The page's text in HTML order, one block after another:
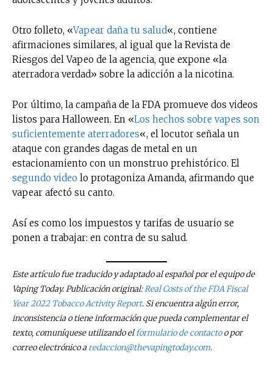
Otro folleto, «Vapear daña tu salud«, contiene
afirmaciones similares, al igual que la Revista de
Riesgos del Vapeo de la agencia, que expone «la
aterradora verdad» sobre la adicción a la nicotina.
Por último, la campaña de la FDA promueve dos videos
listos para Halloween. En «Los hechos sobre vapes son
suficientemente aterradores«, el locutor señala un
ataque con grandes dagas de metal en un
estacionamiento con un monstruo prehistórico. El
segundo video lo protagoniza Amanda, afirmando que
vapear afectó su canto.
Así es como los impuestos y tarifas de usuario se
ponen a trabajar: en contra de su salud.
Este artículo fue traducido y adaptado al español por el equipo de
Vaping Today. Publicación original:Real Costs of the FDA Fiscal
Year 2022 Tobacco Activity Report. Si encuentra algún error,
inconsistencia o tiene información que pueda complementar el
texto, comuníquese utilizando elformulario de contactoo por
correo electrónico aredaccion@thevapingtoday.com.